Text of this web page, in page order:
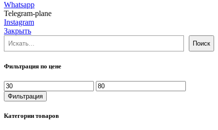
Whatsapp
Telegram-plane
Instagram
Закрыть
Поиск
Поиск
Фильтрация по цене
Минимальная
цена
Максимальная
цена
Фильтрация
Категории товаров